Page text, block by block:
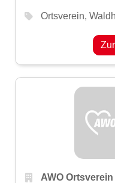
Ortsverein,
AWO